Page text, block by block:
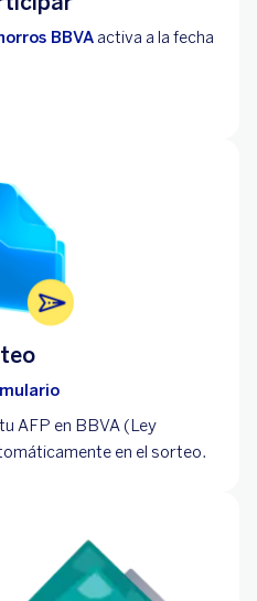
BBVA activa a la fecha
AFP en BBVA (Ley
en el sorteo.